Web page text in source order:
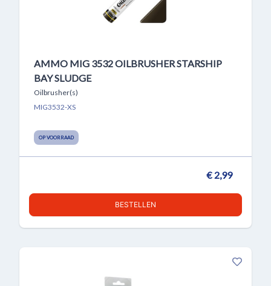
AMMO MIG 3532 OILBRUSHER STARSHIP
BAY SLUDGE
Oilbrusher(s)
MIG3532-XS
OP VOORRAAD
€ 2,99
BESTELLEN